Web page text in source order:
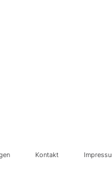
Kontakt